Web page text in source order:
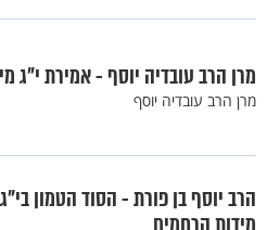
מרן הרב עובדיה יוסף - אמירת י"ג
מרן הרב עובדיה יוסף
הרב יוסף בן פורת - הסוד הטמון בי"ג